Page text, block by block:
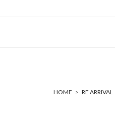
HOME > RE ARRIVAL